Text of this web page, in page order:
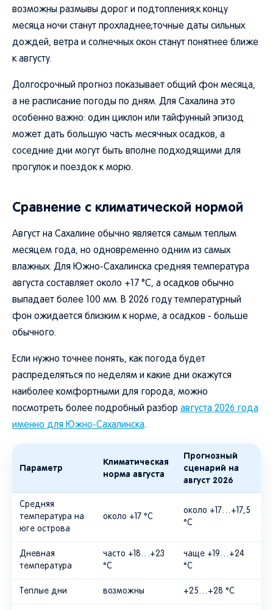
возможны размывы дорог и подтопления;к концу
месяца ночи станут прохладнее;точные даты сильных
дождей, ветра и солнечных окон станут понятнее ближе
к августу.
Долгосрочный прогноз показывает общий фон месяца,
а не расписание погоды по дням. Для Сахалина это
особенно важно: один циклон или тайфунный эпизод
может дать большую часть месячных осадков, а
соседние дни могут быть вполне подходящими для
прогулок и поездок к морю.
Сравнение с климатической нормой
Август на Сахалине обычно является самым теплым
месяцем года, но одновременно одним из самых
влажных. Для Южно-Сахалинска средняя температура
августа составляет около +17 °C, а осадков обычно
выпадает более 100 мм. В 2026 году температурный
фон ожидается близким к норме, а осадков - больше
обычного.
Если нужно точнее понять, как погода будет
распределяться по неделям и какие дни окажутся
наиболее комфортными для города, можно
посмотреть более подробный разбор августа 2026 года
именно для Южно-Сахалинска.
Параметр
Климатическая
норма августа
Прогнозный
сценарий на
август 2026
Средняя
температура на
юге острова
около +17 °C
около +17…+17,5
°C
Дневная
температура
часто +18…+23
°C
чаще +19…+24
°C
Теплые дни возможны +25…+28 °C